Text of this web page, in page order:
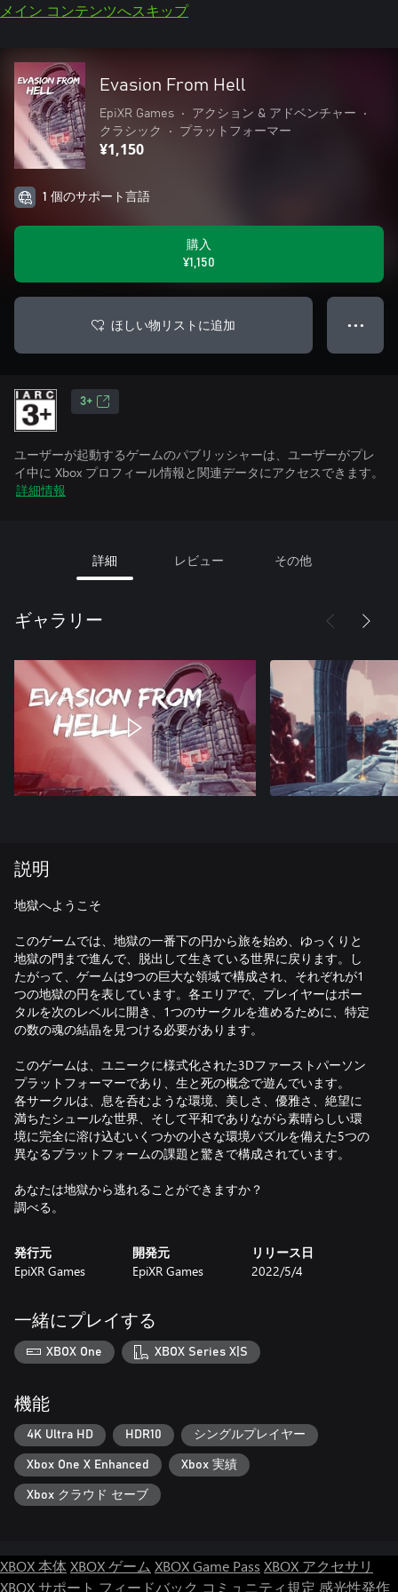
メイン コンテンツへスキップ
Evasion From Hell
EpiXR Games • アクション & アドベンチャー
•
クラシック
• プラットフォーマー
¥1,150
1 個のサポート言語
購入
¥1,150
ほしい物リストに追加 ● ● ●
3+
ユーザーが起動するゲームのパブリッシャーは、ユーザーがプレ
イ中に Xbox プロフィール情報と関連データにアクセスできます。
詳細情報
詳細 レビュー その他
ギャラリー
説明
地獄へようこそ
このゲームでは、地獄の一番下の円から旅を始め、ゆっくりと
地獄の門まで進んで、脱出して生きている世界に戻ります。し
たがって、ゲームは9つの巨大な領域で構成され、それぞれが1
つの地獄の円を表しています。各エリアで、プレイヤーはポー
タルを次のレベルに開き、1つのサークルを進めるために、特定
の数の魂の結晶を見つける必要があります。
このゲームは、ユニークに様式化された3Dファーストパーソン
プラットフォーマーであり、生と死の概念で遊んでいます。
各サークルは、息を呑むような環境、美しさ、優雅さ、絶望に
満ちたシュールな世界、そして平和でありながら素晴らしい環
境に完全に溶け込むいくつかの小さな環境パズルを備えた5つの
異なるプラットフォームの課題と驚きで構成されています。
あなたは地獄から逃れることができますか？
調べる。
発行元
EpiXR Games
開発元
EpiXR Games
リリース日
2022/5/4
一緒にプレイする
XBOX One XBOX Series X|S
機能
4K Ultra HD HDR10 シングルプレイヤー
Xbox One X Enhanced Xbox 実績
Xbox クラウド セーブ
XBOX 本体XBOX ゲーム XBOX Game Pass XBOX アクセサリ
XBOX サポート フィードバック コミュニティ規定 感光性発作